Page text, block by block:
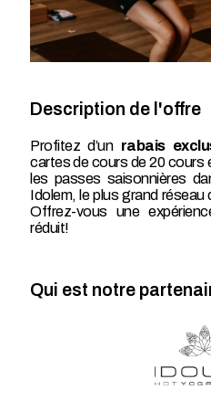
Description de l'offre
Profitez d’unrabais
cartes de cours de 20 cours
les passes saisonnières
Idolem, le plus grand
Offrez-vous une
réduit!
Qui est notre